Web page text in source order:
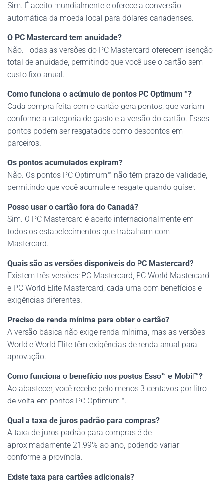
Sim. É aceito mundialmente e oferece a conversão
automática da moeda local para dólares canadenses.
O PC Mastercard tem anuidade?
Não. Todas as versões do PC Mastercard oferecem isenção
total de anuidade, permitindo que você use o cartão sem
custo fixo anual.
Como funciona o acúmulo de pontos PC Optimum™?
Cada compra feita com o cartão gera pontos, que variam
conforme a categoria de gasto e a versão do cartão. Esses
pontos podem ser resgatados como descontos em
parceiros.
Os pontos acumulados expiram?
Não. Os pontos PC Optimum™ não têm prazo de validade,
permitindo que você acumule e resgate quando quiser.
Posso usar o cartão fora do Canadá?
Sim. O PC Mastercard é aceito internacionalmente em
todos os estabelecimentos que trabalham com
Mastercard.
Quais são as versões disponíveis do PC Mastercard?
Existem três versões: PC Mastercard, PC World Mastercard
e PC World Elite Mastercard, cada uma com benefícios e
exigências diferentes.
Preciso de renda mínima para obter o cartão?
A versão básica não exige renda mínima, mas as versões
World e World Elite têm exigências de renda anual para
aprovação.
Como funciona o benefício nos postos Esso™ e Mobil™?
Ao abastecer, você recebe pelo menos 3 centavos por litro
de volta em pontos PC Optimum™.
Qual a taxa de juros padrão para compras?
A taxa de juros padrão para compras é de
aproximadamente 21,99% ao ano, podendo variar
conforme a província.
Existe taxa para cartões adicionais?